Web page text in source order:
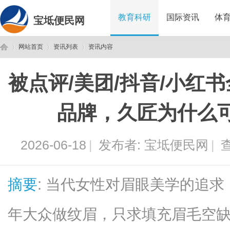
宝坻便民网 教育科研 国际资讯 体
网站首页
›
资讯列表
›
资讯内容
被点评/美团/抖音/小红
品牌，久匠为什么
2026-06-18 | 发布者: 宝坻便民网 |
摘要: 当代女性对眉眼美学的追
年大众做纹眉，只求填充眉毛空